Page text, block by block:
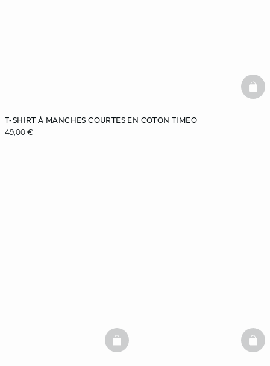
T-SHIRT À MANCHES COURTES EN COTON TIMEO
49,00 €
BASKETFULL